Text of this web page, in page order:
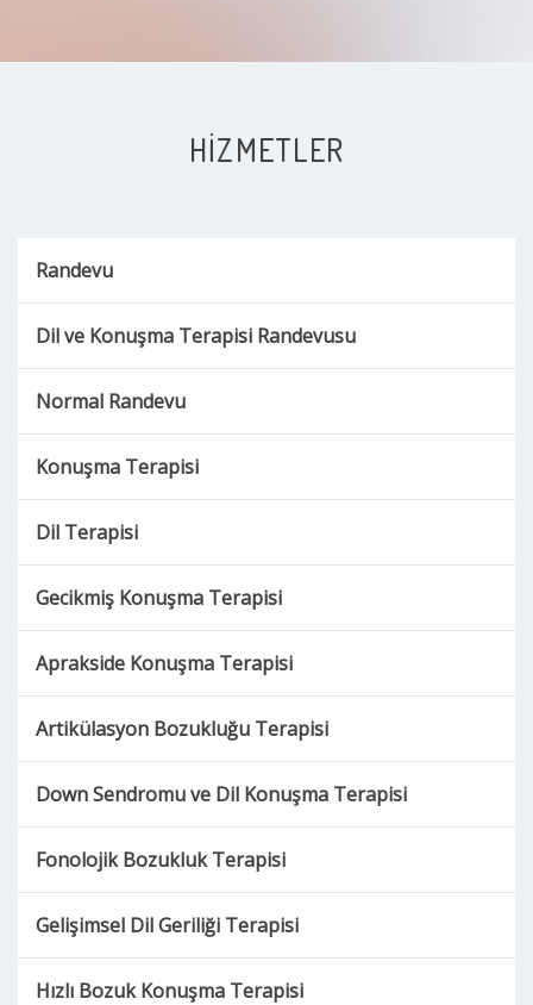
HIZMETLER
Randevu
Dil ve Konuşma Terapisi Randevusu
Normal Randevu
Konuşma Terapisi
Dil Terapisi
Gecikmiş Konuşma Terapisi
Aprakside Konuşma Terapisi
Artikülasyon Bozukluğu Terapisi
Down Sendromu ve Dil Konuşma Terapisi
Fonolojik Bozukluk Terapisi
Gelişimsel Dil Geriliği Terapisi
Hızlı Bozuk Konuşma Terapisi